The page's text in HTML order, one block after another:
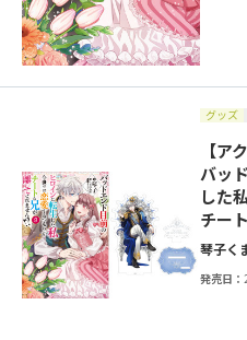
グッズ
【ア
バッ
した
チー
琴子く
発売日：